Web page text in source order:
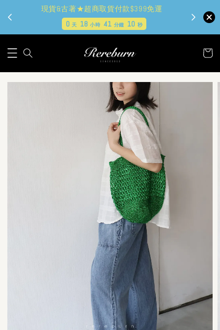
現貨&古著★超商取貨付款$399免運
0天 18小時 41分鐘 9 秒